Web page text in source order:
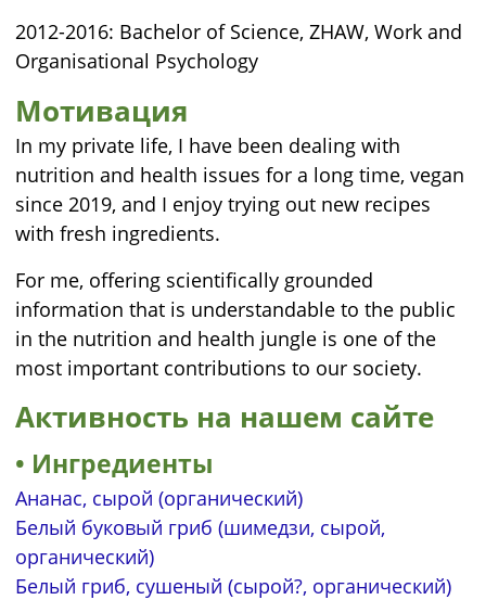
2012-2016: Bachelor of Science, ZHAW, Work and
Organisational Psychology
Мотивация
In my private life, I have been dealing with
nutrition and health issues for a long time, vegan
since 2019, and I enjoy trying out new recipes
with fresh ingredients.
For me, offering scientifically grounded
information that is understandable to the public
in the nutrition and health jungle is one of the
most important contributions to our society.
Активность на нашем сайте
Ингредиенты
Ананас, сырой (органический)
Белый буковый гриб (шимедзи, сырой,
органический)
Белый гриб, сушеный (сырой?, органический)